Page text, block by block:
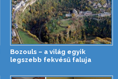
Bozouls – a világ egyik
legszebb fekvésű faluja